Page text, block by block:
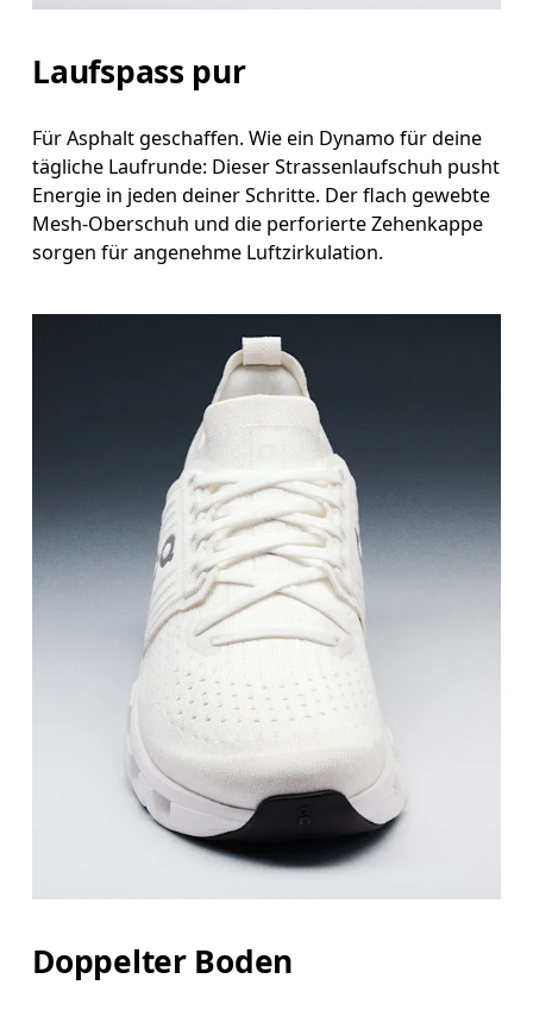
Laufspass pur
Für Asphalt geschaffen. Wie ein Dynamo für deine
tägliche Laufrunde: Dieser Strassenlaufschuh pusht
Energie in jeden deiner Schritte. Der flach gewebte
Mesh-Oberschuh und die perforierte Zehenkappe
sorgen für angenehme Luftzirkulation.
Doppelter Boden